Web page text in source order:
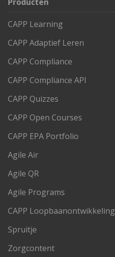
CAPP Learning
CAPP Adaptief Leren
CAPP Compliance
CAPP Compliance API
CAPP Quizzes
CAPP Open Courses
CAPP EPA Portfolio
Agile Air
Agile QR
Agile Programs
CAPP Loopbaanontwikkeling
Spruitje
Zorgcontent